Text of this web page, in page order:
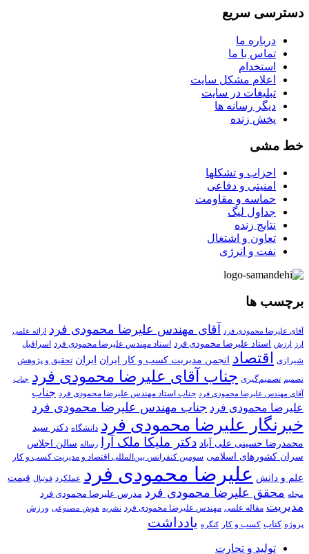
دسترسی سریع
درباره ما
تماس با ما
استخدام
اعلام مشکل سایت
تبلیغات در سایت
ديگر رسانه ها
پخش زنده
خط مشی
احزاب و تشکلها
امنیتی و دفاعی
حماسه و مقاومت
جداول لیگ
نتایج زنده
تعاون و اشتغال
نفت و انرژی
برچسب ها
آقای علیرضا محمودی فرد آقای مهندس علیرضا محمودی فرد
ارائه علمی
ارز
ارزش استاد علیرضا محمودی فرد استاد مهندس علیرضا محمودی فرد
اسرافیل
شیرازی اقتصاد انجمن مدیریت کسب و کار ایران ایران تحقیق و پژوهش
تصمیم تصمیم‌گیری جناب آقای علیرضا محمودی فرد جناب
آقای مهندس علیرضا محمودی فرد جناب استاد مهندس علیرضا محمودی فرد جناب
علیرضا محمودی فرد جناب مهندس علیرضا محمودی فرد
خبرنگار علیرضا محمودی فرد دانشگاه دکتر سید
محمدرضا حسینی علی آباد دکتر ملیکا ملک آرا رساله سالن اجلاس
سران کشورهای اسلامی سومین کنفرانس بین‌المللی اقتصاد و مدیریت کسب و کار
علم و دانش علیرضا محمودی فرد عملکرد فوتبال قیمت
مجله محقق علیرضا محمودی فرد مدرس علیرضا محمودی فرد
مدیریت مقاله علمی مهندس علیرضا محمودی فرد نشریه هوش مصنوعی ورزش
پروژه کتاب کسب و کار کنگره یادداشت
تولید و تجارت